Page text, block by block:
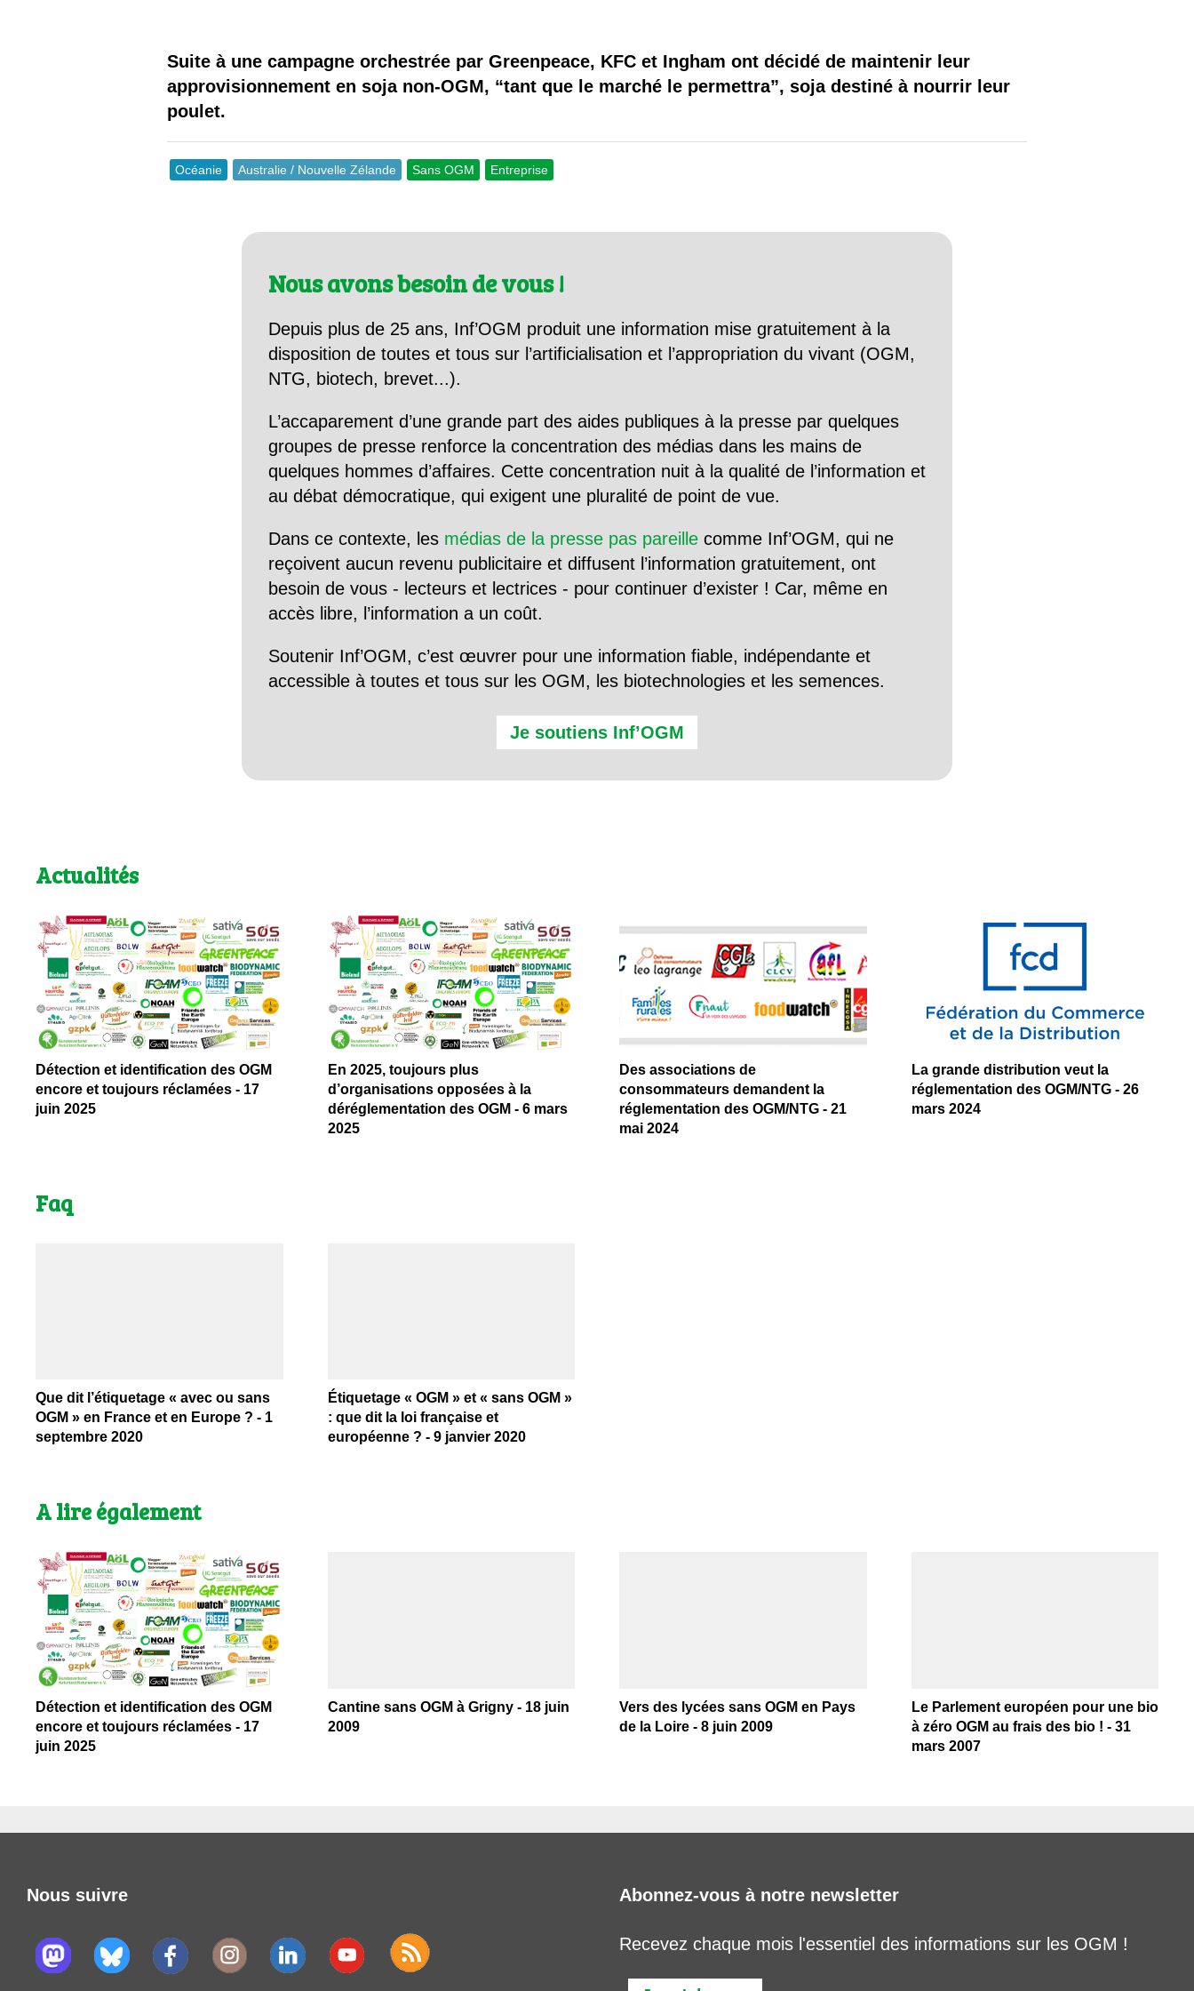
Il y a semence…. et semence
Quels sont les avantages et les inconvénients des OGM ?
Suite à une campagne orchestrée par Greenpeace, KFC et Ingham ont décidé de maintenir leur
approvisionnement en soja non-OGM, “tant que le marché le permettra”, soja destiné à nourrir leur
poulet.
Océanie Australie / Nouvelle Zélande Sans OGM Entreprise
Nous avons besoin de vous !
Depuis plus de 25 ans, Inf’OGM produit une information mise gratuitement à la
disposition de toutes et tous sur l’artificialisation et l’appropriation du vivant (OGM,
NTG, biotech, brevet...).
L’accaparement d’une grande part des aides publiques à la presse par quelques
groupes de presse renforce la concentration des médias dans les mains de
quelques hommes d’affaires. Cette concentration nuit à la qualité de l’information et
au débat démocratique, qui exigent une pluralité de point de vue.
Dans ce contexte, les médias de la presse pas pareille comme Inf’OGM, qui ne
reçoivent aucun revenu publicitaire et diffusent l’information gratuitement, ont
besoin de vous - lecteurs et lectrices - pour continuer d’exister ! Car, même en
accès libre, l’information a un coût.
Soutenir Inf’OGM, c’est œuvrer pour une information fiable, indépendante et
accessible à toutes et tous sur les OGM, les biotechnologies et les semences.
Je soutiens Inf’OGM
Actualités
Détection et identification des OGM
encore et toujours réclamées - 17
juin 2025
En 2025, toujours plus
d’organisations opposées à la
déréglementation des OGM - 6 mars
2025
Des associations de
consommateurs demandent la
réglementation des OGM/NTG - 21
mai 2024
La grande distribution veut la
réglementation des OGM/NTG - 26
mars 2024
Faq
Que dit l’étiquetage « avec ou sans
OGM » en France et en Europe ? - 1
septembre 2020
Étiquetage « OGM » et « sans OGM »
: que dit la loi française et
européenne ? - 9 janvier 2020
A lire également
Détection et identification des OGM
encore et toujours réclamées - 17
juin 2025
Cantine sans OGM à Grigny - 18 juin
2009
Vers des lycées sans OGM en Pays
de la Loire - 8 juin 2009
Le Parlement européen pour une bio
à zéro OGM au frais des bio ! - 31
mars 2007
Nous suivre Abonnez-vous à notre newsletter
Recevez chaque mois l'essentiel des informations sur les OGM !